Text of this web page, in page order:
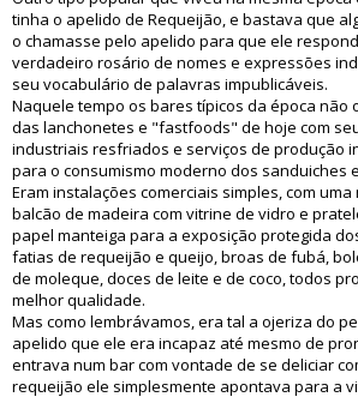
tinha o apelido de Requeijão, e bastava que
o chamasse pelo apelido para que ele
verdadeiro rosário de nomes e expressões
seu vocabulário de palavras impublicáveis.
Naquele tempo os bares típicos da época não
das lanchonetes e "fastfoods" de hoje com
industriais resfriados e serviços de produção
para o consumismo moderno dos sanduiches
Eram instalações comerciais simples, com
balcão de madeira com vitrine de vidro e
papel manteiga para a exposição protegida
fatias de requeijão e queijo, broas de fubá,
de moleque, doces de leite e de coco, todos
melhor qualidade.
Mas como lembrávamos, era tal a ojeriza do
apelido que ele era incapaz até mesmo de
entrava num bar com vontade de se deliciar
requeijão ele simplesmente apontava para a